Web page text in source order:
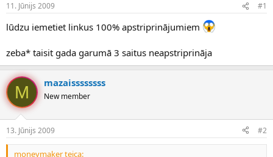
n
a
u
s
ā
c
ē
j
s
a
t
u
s
11. Jūnijs 2009 #1
lūdzu iemetiet linkus 100% apstriprinājumiem
zeba* taisit gada garumā 3 saitus neapstriprināja
M mazaissssssss
New member
13. Jūnijs 2009 #2
moneymaker teica: